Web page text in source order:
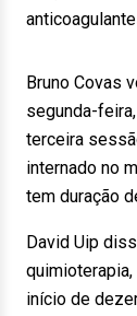
Bruno Covas
segunda-
terceira
internado no
tem duração
David Uip
início de